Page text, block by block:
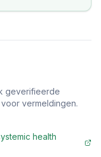
geverifieerde
vermeldingen.
health